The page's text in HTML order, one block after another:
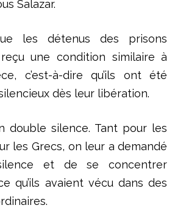
Salazar.
les détenus des prisons
une condition similaire à
c’est-à-dire qu’ils ont été
dès leur libération.
double silence. Tant pour les
les Grecs, on leur a demandé
et de se concentrer
qu’ils avaient vécu dans des